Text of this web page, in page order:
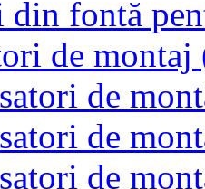
fontă
de montaj
de
de
de